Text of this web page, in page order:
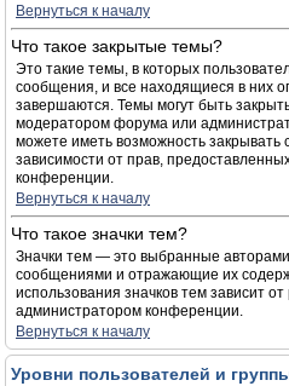
Вернуться к началу
Что такое закрытые темы?
Это такие темы, в которых
сообщения, и все находящиеся в них
завершаются. Темы могут быть
модератором форума или
можете иметь возможность
зависимости от прав,
конференции.
Вернуться к началу
Что такое значки тем?
Значки тем — это выбранные
сообщениями и отражающие их
использования значков тем зависит
администратором конференции.
Вернуться к началу
Уровни пользователей и